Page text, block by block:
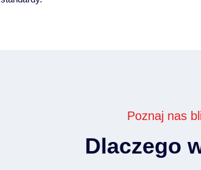
Poznaj nas
Dlaczego